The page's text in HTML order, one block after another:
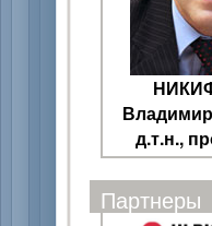
д.т.н.,
Партнеры